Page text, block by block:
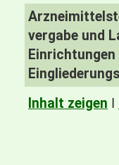
vergabe und
Einrichtungen
Inhalt zeigen I